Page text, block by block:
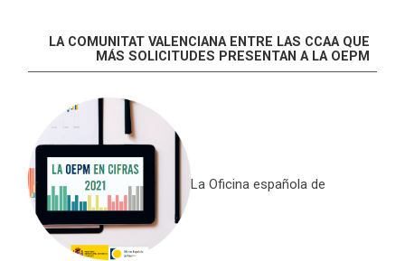
LA COMUNITAT VALENCIANA ENTRE LAS CCAA QUE
MÁS SOLICITUDES PRESENTAN A LA OEPM
La Oficina española de